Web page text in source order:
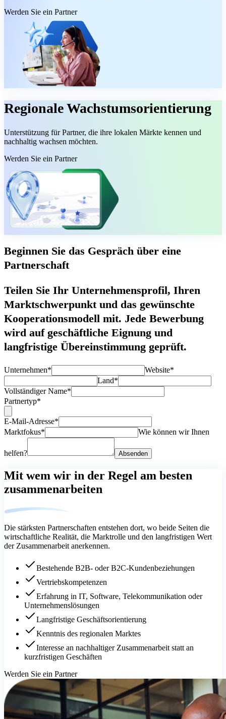
Werden Sie ein Partner
Regionale Wachstumsorientierung
Unterstützung für Partner, die ihre lokalen Märkte kennen und
nachhaltig wachsen möchten.
Werden Sie ein Partner
Beginnen Sie das Gespräch über eine
Partnerschaft
Teilen Sie Ihr Unternehmensprofil, Ihren
Marktschwerpunkt und das gewünschte
Kooperationsmodell mit. Jede Bewerbung
wird auf geschäftliche Eignung und
langfristige Übereinstimmung geprüft.
Unternehmen*
Website*
Land*
Vollständiger Name*
Partnertyp*
E-Mail-Adresse*
Marktfokus*
Wie können wir Ihnen
helfen? Absenden
Mit wem wir in der Regel am besten
zusammenarbeiten
Die stärksten Partnerschaften entstehen dort, wo beide Seiten die
wirtschaftliche Realität, die Marktrolle und den langfristigen Wert
der Zusammenarbeit anerkennen.
Bestehende B2B- oder B2C-Kundenbeziehungen
Vertriebskompetenzen
Erfahrung in IT, Software, Telekommunikation oder
Unternehmenslösungen
Langfristige Geschäftsorientierung
Kenntnis des regionalen Marktes
Interesse an nachhaltiger Zusammenarbeit statt an
kurzfristigen Geschäften
Werden Sie ein Partner